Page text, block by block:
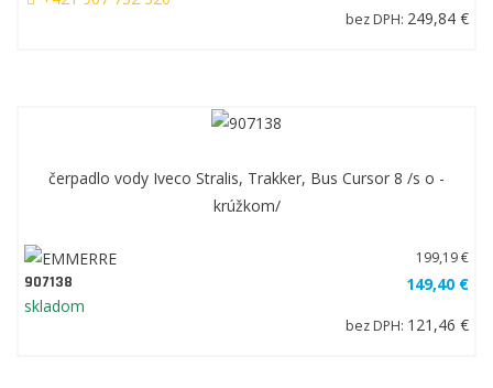
bez DPH: 249,84 €
čerpadlo vody Iveco Stralis, Trakker, Bus Cursor 8 /s o -
krúžkom/
907138
skladom
199,19 €
149,40 €
bez DPH: 121,46 €